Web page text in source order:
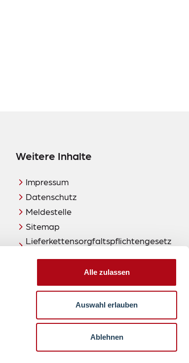
Alle zulassen
Auswahl erlauben
Ablehnen
Weitere Inhalte
Impressum
Datenschutz
Meldestelle
Sitemap
Lieferkettensorgfaltspflichtengesetz
(LkSG)
zum Seitenanfang